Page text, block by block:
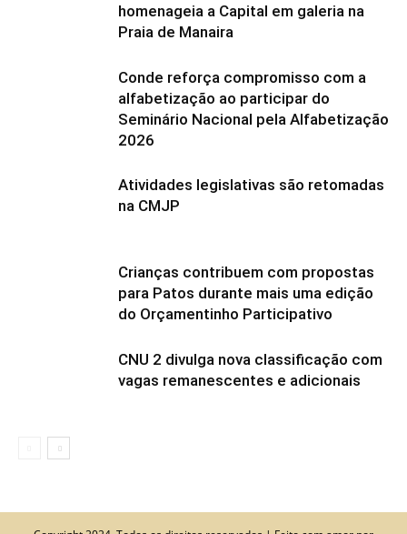
homenageia a Capital em galeria na
Praia de Manaira
Conde reforça compromisso com a
alfabetização ao participar do
Seminário Nacional pela Alfabetização
2026
Atividades legislativas são retomadas
na CMJP
Crianças contribuem com propostas
para Patos durante mais uma edição
do Orçamentinho Participativo
CNU 2 divulga nova classificação com
vagas remanescentes e adicionais